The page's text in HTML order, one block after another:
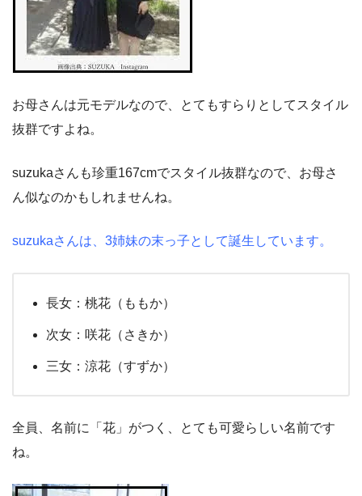
お母さんは元モデルなので、とてもすらりとしてスタイル
抜群ですよね。
suzukaさんも珍重167cmでスタイル抜群なので、お母さ
ん似なのかもしれませんね。
suzukaさんは、3姉妹の末っ子として誕生しています。
長女：桃花（ももか）
次女：咲花（さきか）
三女：涼花（すずか）
全員、名前に「花」がつく、とても可愛らしい名前です
ね。